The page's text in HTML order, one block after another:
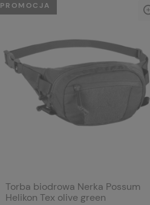
Torba biodrowa Nerka Possum
Helikon Tex olive green
PROMOCJA